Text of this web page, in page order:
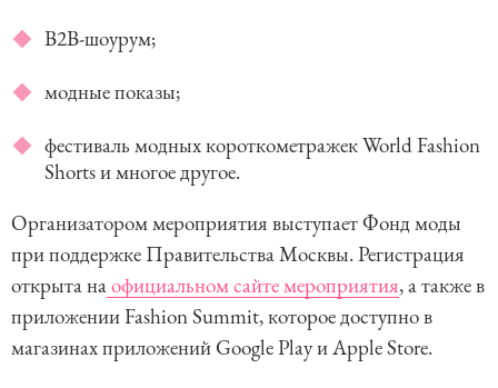
В2В-шоурум;
модные показы;
фестиваль модных короткометражек World Fashion
Shorts и многое другое.
Организатором мероприятия выступает Фонд моды
при поддержке Правительства Москвы. Регистрация
открыта наофициальном сайте мероприятия, а также в
приложении Fashion Summit, которое доступно в
магазинах приложений Google Play и Apple Store.